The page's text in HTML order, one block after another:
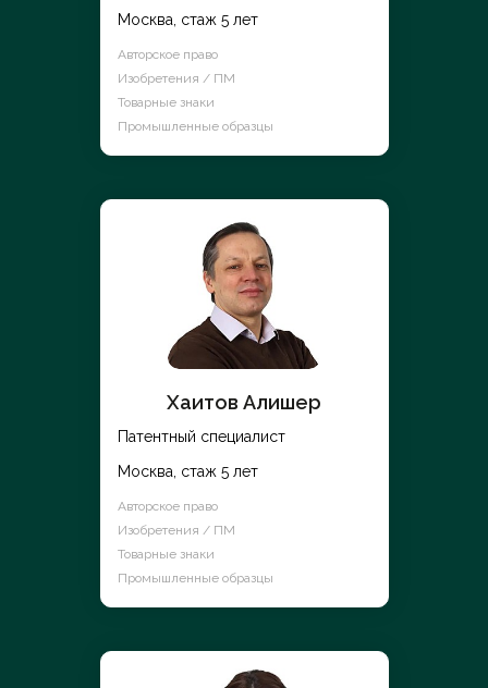
Москва, стаж 5 лет
Авторское право
Изобретения / ПМ
Товарные знаки
Промышленные образцы
Хаитов Алишер
Патентный специалист
Москва, стаж 5 лет
Авторское право
Изобретения / ПМ
Товарные знаки
Промышленные образцы